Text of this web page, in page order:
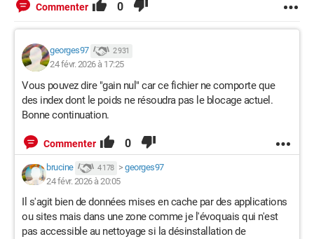
Commenter 0
georges97 2 931
24 févr. 2026 à 17:25
Vous pouvez dire "gain nul" car ce fichier ne comporte que
des index dont le poids ne résoudra pas le blocage actuel.
Bonne continuation.
Commenter 0
brucine 4 178 > georges97
24 févr. 2026 à 20:05
Il s'agit bien de données mises en cache par des applications
ou sites mais dans une zone comme je l'évoquais qui n'est
pas accessible au nettoyage si la désinstallation de